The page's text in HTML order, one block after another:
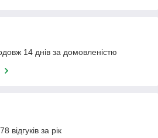
14 днів за домовленістю
відгуків за рік